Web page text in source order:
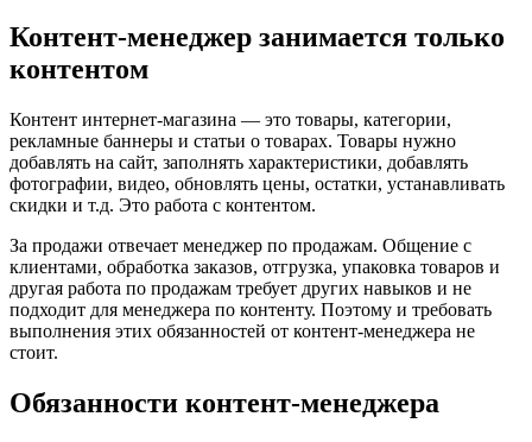
Контент-менеджер занимается только
контентом
Контент интернет-магазина — это товары, категории,
рекламные баннеры и статьи о товарах. Товары нужно
добавлять на сайт, заполнять характеристики, добавлять
фотографии, видео, обновлять цены, остатки, устанавливать
скидки и т.д. Это работа с контентом.
За продажи отвечает менеджер по продажам. Общение с
клиентами, обработка заказов, отгрузка, упаковка товаров и
другая работа по продажам требует других навыков и не
подходит для менеджера по контенту. Поэтому и требовать
выполнения этих обязанностей от контент-менеджера не
стоит.
Обязанности контент-менеджера